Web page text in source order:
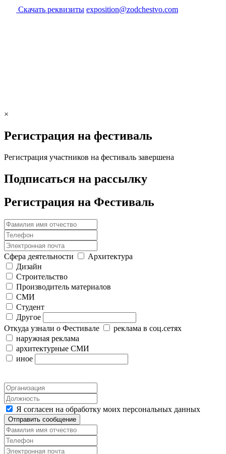
Скачать реквизиты exposition@zodchestvo.com
×
Регистрация на фестиваль
Регистрация участников на фестиваль завершена
Подписаться на рассылку
Регистрация на Фестиваль
Сфера деятельности
Архитектура
Дизайн
Строительство
Производитель материалов
СМИ
Студент
Другое
Откуда узнали о Фестивале
реклама в соц.сетях
наружная реклама
архитектурные СМИ
иное
Я согласен на обработку моих персональных данных
Отправить сообщение